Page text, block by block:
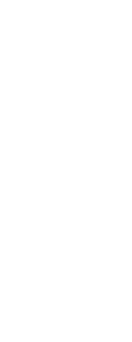
可能です